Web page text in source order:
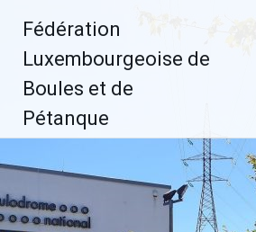
contenu
Fédération
Luxembourgeoise de
Boules et de
Pétanque